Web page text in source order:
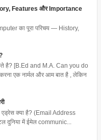
Features और Importance
का पूरा परिचय — History,
है? [B.Ed and M.A. Can you do
एक नार्मल और आम बात है , लेकिन
क्या है? (Email Address
में ईमेल communic...